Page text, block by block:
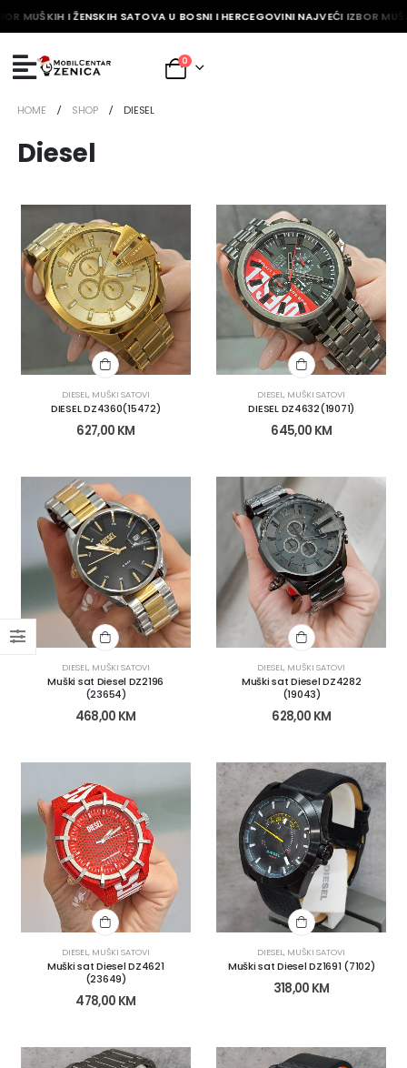
MUŠKIH I ŽENSKIH SATOVA U BOSNI I HERCEGOVINI NAJVEĆI IZBOR
0
HOME SHOP DIESEL
Diesel
DIESEL, MUŠKI SATOVI
DIESEL DZ4360(15472)
627,00 KM
DIESEL, MUŠKI SATOVI
DIESEL DZ4632(19071)
645,00 KM
DIESEL, MUŠKI SATOVI
Muški sat Diesel DZ2196
(23654)
468,00 KM
DIESEL, MUŠKI SATOVI
Muški sat Diesel DZ4282
(19043)
628,00 KM
DIESEL, MUŠKI SATOVI
Muški sat Diesel DZ4621
(23649)
478,00 KM
DIESEL, MUŠKI SATOVI
Muški sat Diesel DZ1691 (7102)
318,00 KM